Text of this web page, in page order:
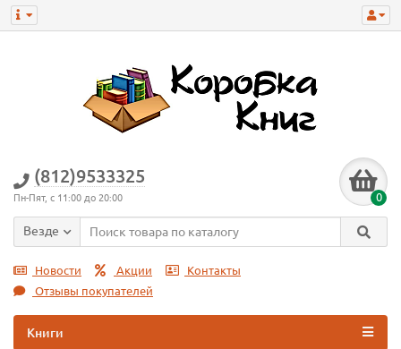
(812)9533325
Пн-Пят, с 11:00 до 20:00 0
Везде
Новости Акции
Контакты
Отзывы покупателей
Книги